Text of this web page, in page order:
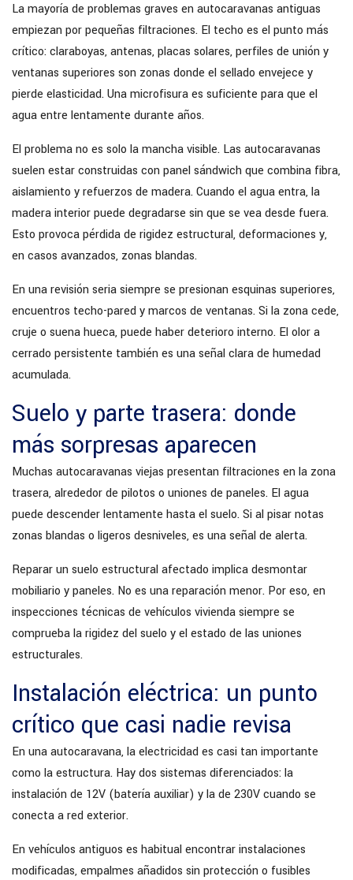
La mayoría de problemas graves en autocaravanas antiguas
empiezan por pequeñas filtraciones. El techo es el punto más
crítico: claraboyas, antenas, placas solares, perfiles de unión y
ventanas superiores son zonas donde el sellado envejece y
pierde elasticidad. Una microfisura es suficiente para que el
agua entre lentamente durante años.
El problema no es solo la mancha visible. Las autocaravanas
suelen estar construidas con panel sándwich que combina fibra,
aislamiento y refuerzos de madera. Cuando el agua entra, la
madera interior puede degradarse sin que se vea desde fuera.
Esto provoca pérdida de rigidez estructural, deformaciones y,
en casos avanzados, zonas blandas.
En una revisión seria siempre se presionan esquinas superiores,
encuentros techo-pared y marcos de ventanas. Si la zona cede,
cruje o suena hueca, puede haber deterioro interno. El olor a
cerrado persistente también es una señal clara de humedad
acumulada.
Suelo y parte trasera: donde
más sorpresas aparecen
Muchas autocaravanas viejas presentan filtraciones en la zona
trasera, alrededor de pilotos o uniones de paneles. El agua
puede descender lentamente hasta el suelo. Si al pisar notas
zonas blandas o ligeros desniveles, es una señal de alerta.
Reparar un suelo estructural afectado implica desmontar
mobiliario y paneles. No es una reparación menor. Por eso, en
inspecciones técnicas de vehículos vivienda siempre se
comprueba la rigidez del suelo y el estado de las uniones
estructurales.
Instalación eléctrica: un punto
crítico que casi nadie revisa
En una autocaravana, la electricidad es casi tan importante
como la estructura. Hay dos sistemas diferenciados: la
instalación de 12V (batería auxiliar) y la de 230V cuando se
conecta a red exterior.
En vehículos antiguos es habitual encontrar instalaciones
modificadas, empalmes añadidos sin protección o fusibles